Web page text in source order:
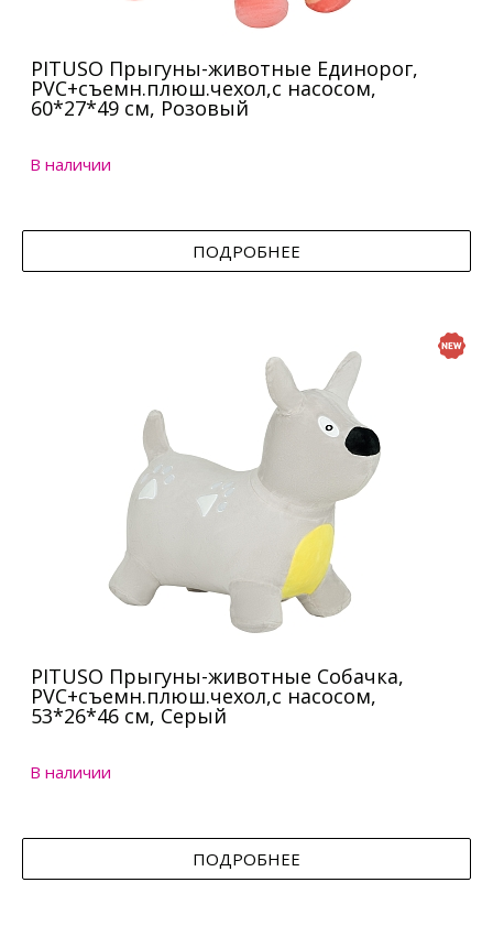
PITUSO Прыгуны-животные Единорог,
PVC+съемн.плюш.чехол,с насосом,
60*27*49 см, Розовый
В наличии
ПОДРОБНЕЕ
PITUSO Прыгуны-животные Собачка,
PVC+съемн.плюш.чехол,с насосом,
53*26*46 см, Серый
В наличии
ПОДРОБНЕЕ